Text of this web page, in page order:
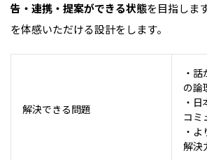
告・連携・提案ができる状態を目指しま
を体感いただける設計をします。
解決できる問題
・
の論
・
コミ
・
解決